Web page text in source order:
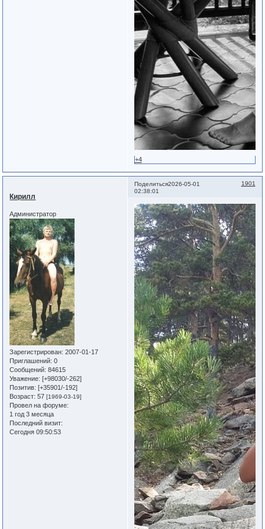
+4
Поделиться 1901
2026-05-01
02:38:01
Кирилл
Администратор
Зарегистрирован: 2007-01-17
Приглашений: 0
Сообщений: 84615
Уважение: [+98030/-262]
Позитив: [+35901/-192]
Возраст: 57[1969-03-19]
Провел на форуме:
1 год 3 месяца
Последний визит:
Сегодня 09:50:53